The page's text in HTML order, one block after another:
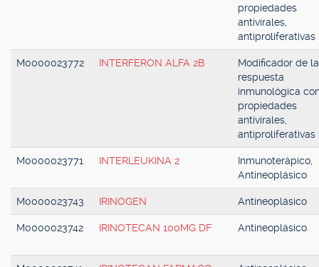
propiedades
antivirales,
antiproliferativas
M0000023772 INTERFERON ALFA 2B
Modificador de la
respuesta
inmunológica
propiedades
antivirales,
antiproliferativas
M0000023771 INTERLEUKINA 2
Inmunoterápico,
Antineoplásico
M0000023743 IRINOGEN Antineoplásico
M0000023742 IRINOTECAN 100MG DF Antineoplásico